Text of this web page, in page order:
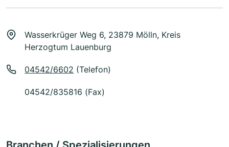
Wasserkrüger Weg 6, 23879 Mölln, Kreis
Herzogtum Lauenburg
04542/6602 (Telefon)
04542/835816 (Fax)